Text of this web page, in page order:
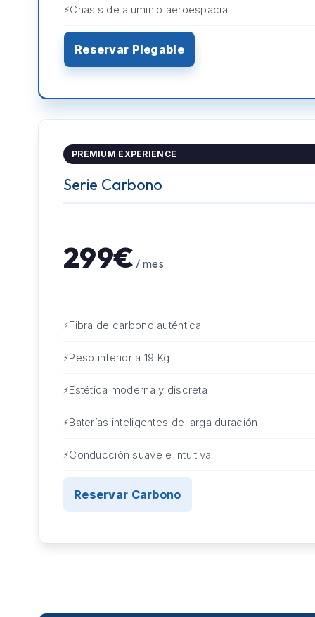
Chasis de aluminio aeroespacial
Reservar Plegable
PREMIUM EXPERIENCE
Serie Carbono
299€ / mes
Fibra de carbono auténtica
Peso inferior a 19 Kg
Estética moderna y discreta
Baterías inteligentes de larga duración
Conducción suave e intuitiva
Reservar Carbono